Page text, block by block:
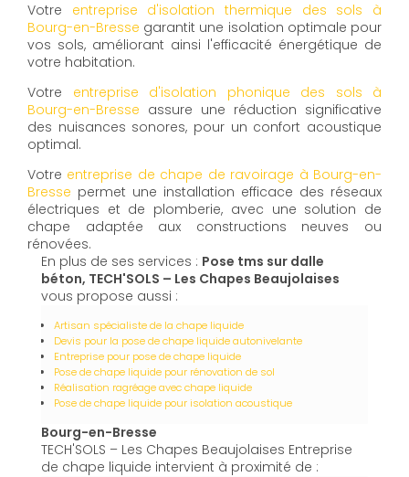
Votre entreprise d'isolation thermique des sols à
Bourg-en-Bresse garantit une isolation optimale pour
vos sols, améliorant ainsi l'efficacité énergétique de
votre habitation.
Votre entreprise d'isolation phonique des sols à
Bourg-en-Bresse assure une réduction significative
des nuisances sonores, pour un confort acoustique
optimal.
Votre entreprise de chape de ravoirage à Bourg-en-
Bresse permet une installation efficace des réseaux
électriques et de plomberie, avec une solution de
chape adaptée aux constructions neuves ou
rénovées.
En plus de ses services : Pose tms sur dalle
béton, TECH'SOLS – Les Chapes Beaujolaises
vous propose aussi :
Artisan spécialiste de la chape liquide
Devis pour la pose de chape liquide autonivelante
Entreprise pour pose de chape liquide
Pose de chape liquide pour rénovation de sol
Réalisation ragréage avec chape liquide
Pose de chape liquide pour isolation acoustique
Bourg-en-Bresse
TECH'SOLS – Les Chapes Beaujolaises Entreprise
de chape liquide intervient à proximité de :